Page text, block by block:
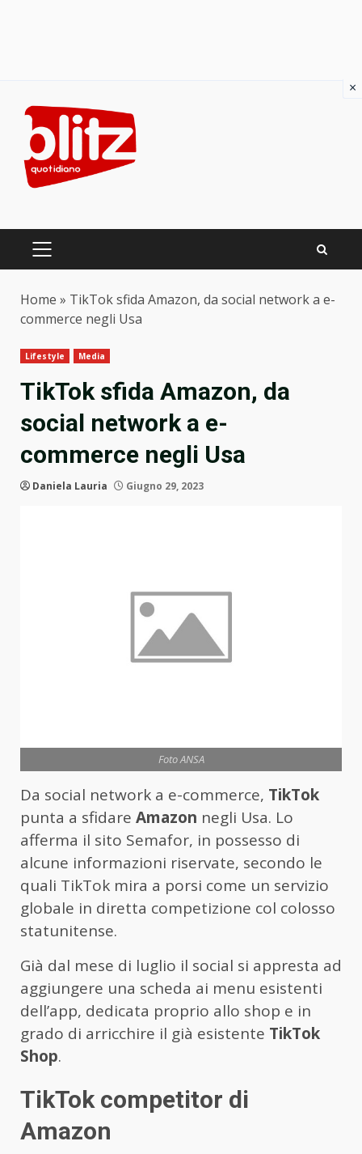
content
PRIMARY
Home » TikTok sfida Amazon, da social network a e-
commerce negli Usa
Lifestyle Media
TikTok sfida Amazon, da
social network a e-
commerce negli Usa
Daniela Lauria Giugno 29, 2023
Foto ANSA
Da social network a e-commerce, TikTok
punta a sfidare Amazon negli Usa. Lo
afferma il sito Semafor, in possesso di
alcune informazioni riservate, secondo le
quali TikTok mira a porsi come un servizio
globale in diretta competizione col colosso
statunitense.
Già dal mese di luglio il social si appresta ad
aggiungere una scheda ai menu esistenti
dell’app, dedicata proprio allo shop e in
grado di arricchire il già esistente TikTok
Shop.
TikTok competitor di
Amazon
×